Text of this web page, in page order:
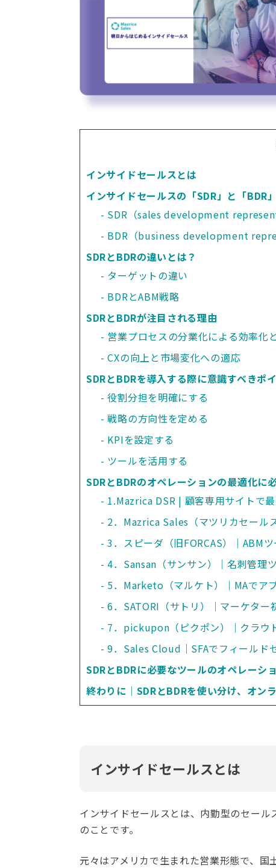
インサイドセールスとは
インサイドセールスの「SDR」と「BDR」
SDR（sales development
BDR（business development
SDRとBDRの違いとは？
ターゲットの違い
BDRとABM戦略
SDRとBDRが注目される理由
営業プロセスの分業化による効率化
CXの向上と市場変化への適応
SDRとBDRを導入する際に意識すべきポ
役割分担を明確にする
戦略の方向性を定める
KPIを設定する
ツールを活用する
SDRとBDRのオペレーションの最適化に
1.Mazrica DSR | 顧客専用サイトで
2．Mazrica Sales（マツリカセール
3．スピーダ（旧FORCAS）｜ABM
4．Sansan（サンサン）｜名刺管理
5．Marketo（マルケト）｜MAでア
6．SATORI（サトリ）｜マーケター
7．pickupon（ピクポン）｜クラウ
9．Sales Cloud｜SFAでフィールド
SDRとBDRに必要なツールのオペレーシ
終わりに｜SDRとBDRを使い分け、オン
インサイドセールスとは
インサイドセールスとは、内勤型のセー
のことです。
元々はアメリカで生まれた営業形態で、